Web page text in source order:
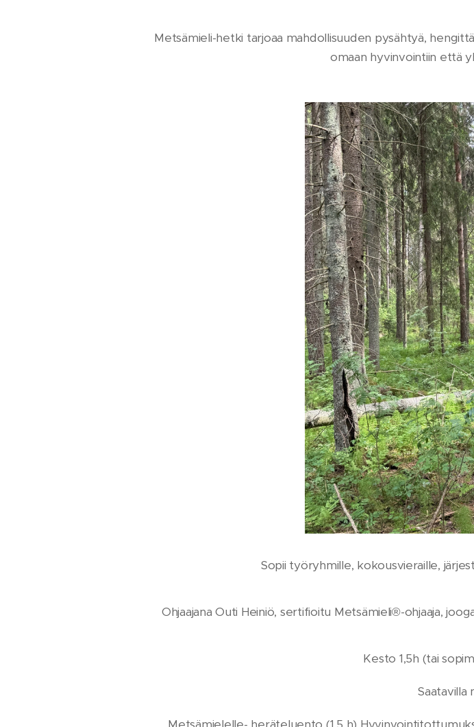
Metsämieli-hetki tarjoaa mahdollisuuden pysähtyä,
omaan hyvinvointiin että
Sopii työryhmille, kokousvieraille,
Ohjaajana Outi Heiniö, sertifioitu Metsämieli®-ohjaaja,
Kesto 1,5h (tai
Saatavilla